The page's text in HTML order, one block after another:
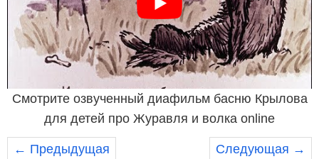
Смотрите озвученный диафильм басню Крылова
для детей про Журавля и волка online
← Предыдущая Следующая →